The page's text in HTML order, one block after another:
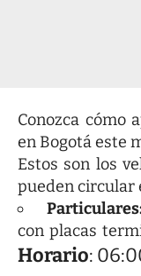
Conozca cómo
en Bogotá este
Estos son los
pueden circular
con placas
Horario: